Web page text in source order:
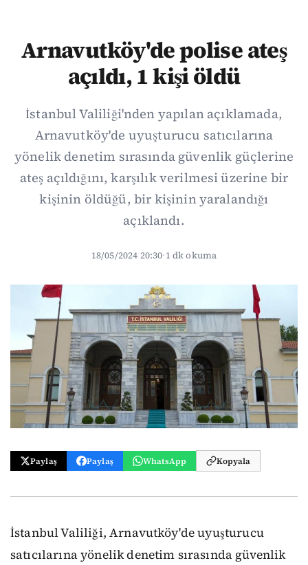
Arnavutköy'de polise ateş
açıldı, 1 kişi öldü
İstanbul Valiliği'nden yapılan açıklamada,
Arnavutköy'de uyuşturucu satıcılarına
yönelik denetim sırasında güvenlik güçlerine
ateş açıldığını, karşılık verilmesi üzerine bir
kişinin öldüğü, bir kişinin yaralandığı
açıklandı.
18/05/2024 20:30·1 dk okuma
Paylaş Paylaş WhatsApp Kopyala
İstanbul Valiliği, Arnavutköy'de uyuşturucu
satıcılarına yönelik denetim sırasında güvenlik